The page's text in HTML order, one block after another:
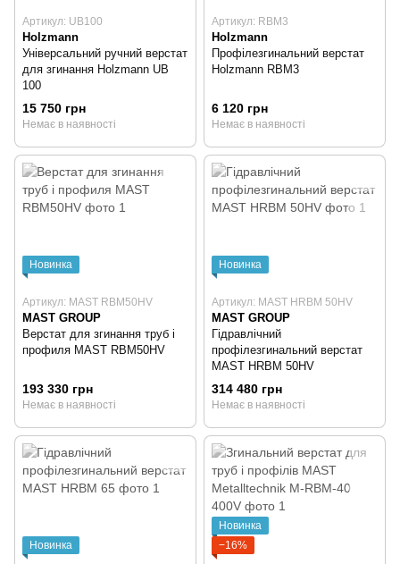
Артикул: UB100
Holzmann
Універсальний ручний верстат
для згинання Holzmann UB
100
15 750 грн
Немає в наявності
Артикул: RBM3
Holzmann
Профілезгинальний верстат
Holzmann RBM3
6 120 грн
Немає в наявності
Новинка
Артикул: MAST RBM50HV
MAST GROUP
Верстат для згинання труб і
профиля MAST RBM50HV
193 330 грн
Немає в наявності
Новинка
Артикул: MAST HRBM 50HV
MAST GROUP
Гідравлічний
профілезгинальний верстат
MAST HRBM 50HV
314 480 грн
Немає в наявності
Новинка
Новинка
−16%